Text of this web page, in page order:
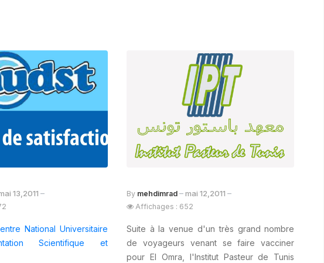
13,2011
National Universitaire
Scientifique et
By mehdimrad mai 12,2011
Affichages : 652
Suite à la venue d'un très grand nombre
de voyageurs venant se faire vacciner
pour El Omra, l'Institut Pasteur de Tunis